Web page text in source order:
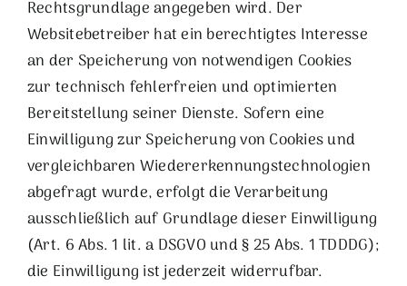
Rechtsgrundlage angegeben wird. Der
Websitebetreiber hat ein berechtigtes Interesse
an der Speicherung von notwendigen Cookies
zur technisch fehlerfreien und optimierten
Bereitstellung seiner Dienste. Sofern eine
Einwilligung zur Speicherung von Cookies und
vergleichbaren Wiedererkennungstechnologien
abgefragt wurde, erfolgt die Verarbeitung
ausschließlich auf Grundlage dieser Einwilligung
(Art. 6 Abs. 1 lit. a DSGVO und § 25 Abs. 1 TDDDG);
die Einwilligung ist jederzeit widerrufbar.